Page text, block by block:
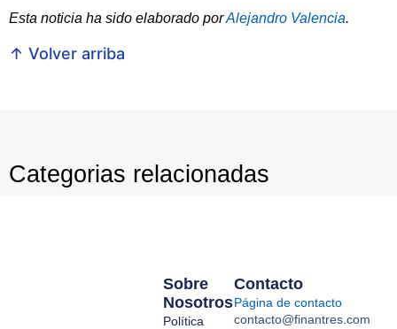
Esta noticia ha sido elaborado porAlejandro Valencia.
↑ Volver arriba
Categorias relacionadas
Sobre
Nosotros
Política
Contacto
Página de contacto
contacto@finantres.com